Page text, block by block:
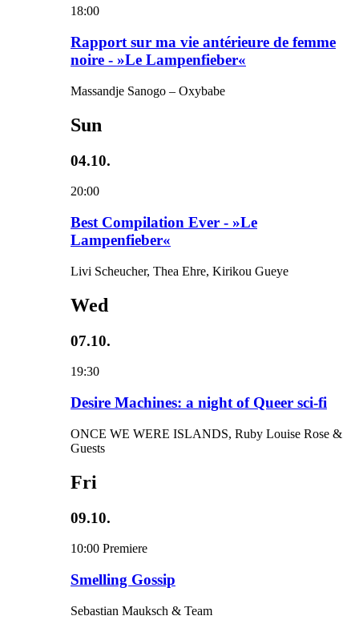
18:00
Rapport sur ma vie antérieure de femme
noire - »Le Lampenfieber«
Massandje Sanogo – Oxybabe
Sun
04.10.
20:00
Best Compilation Ever - »Le
Lampenfieber«
Livi Scheucher, Thea Ehre, Kirikou Gueye
Wed
07.10.
19:30
Desire Machines: a night of Queer sci-fi
ONCE WE WERE ISLANDS, Ruby Louise Rose &
Guests
Fri
09.10.
10:00 Premiere
Smelling Gossip
Sebastian Mauksch & Team